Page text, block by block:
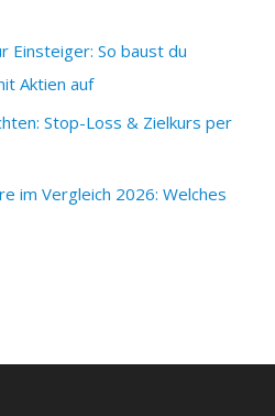
Einsteiger: So baust du
Aktien auf
Stop-Loss & Zielkurs per
im Vergleich 2026: Welches